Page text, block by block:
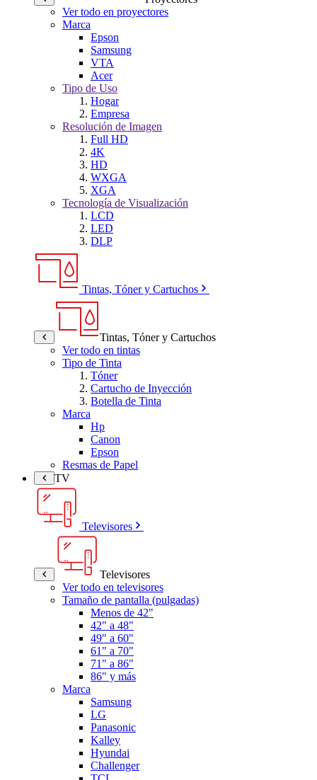
Ver todo en proyectores
Marca
Epson
Samsung
VTA
Acer
Tipo de Uso
Hogar
Empresa
Resolución de Imagen
Full HD
4K
HD
WXGA
XGA
Tecnología de Visualización
LCD
LED
DLP
Tintas, Tóner y Cartuchos
Tintas, Tóner y Cartuchos
Ver todo en tintas
Tipo de Tinta
Tóner
Cartucho de Inyección
Botella de Tinta
Marca
Hp
Canon
Epson
Resmas de Papel
TV
Televisores
Televisores
Ver todo en televisores
Tamaño de pantalla (pulgadas)
Menos de 42"
42" a 48"
49" a 60"
61" a 70"
71" a 86"
86" y más
Marca
Samsung
LG
Panasonic
Kalley
Hyundai
Challenger